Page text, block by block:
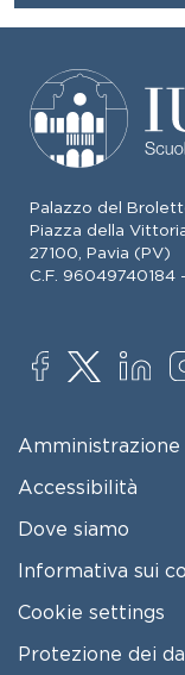
Palazzo del
Piazza della
27100, Pavia (PV)
C.F. 96049740184
SOCIAL
FOOTER MENU
Amministrazione
Accessibilità
Dove siamo
Informativa sui
Cookie settings
Protezione dei